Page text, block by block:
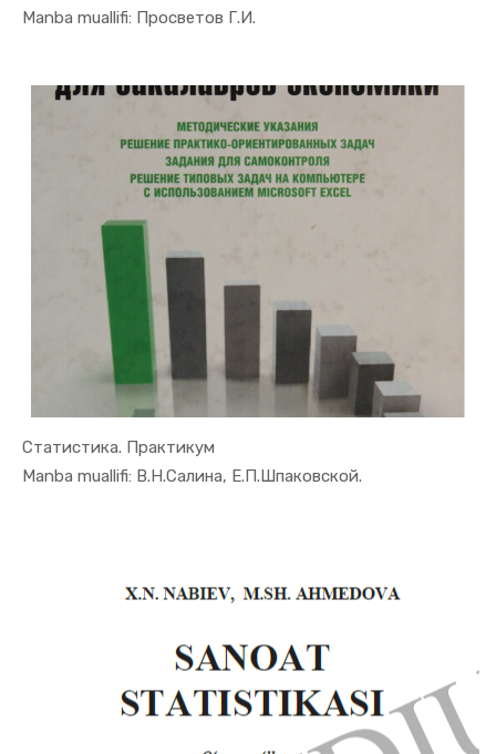
Manba muallifi: Просветов Г.И.
In Ekonome...
Статистика. Практикум
Manba muallifi: В.Н.Салина, Е.П.Шпаковской.
In Ekonome...